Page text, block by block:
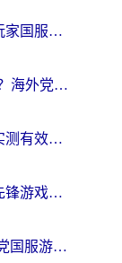
国外可不可以打逆水寒？海外玩家国服畅玩终极指南（附漫威荒野乱斗加速方案）
在国外玩拳皇98OL延迟怎么办？海外党亲测有效的低延迟指南
国外打地铁逃生延迟高？这份实测有效的低延迟指南帮你吃鸡
海外玩守望先锋总卡顿？守望先锋游戏加速器在哪里买&避坑指南（附欧洲非洲游戏实测）
台湾怎么玩光·遇不卡顿？海外党国服游戏加速终极攻略（附实测体验）